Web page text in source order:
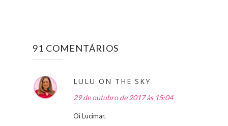
91 COMENTÁRIOS
LULU ON THE SKY
29 de outubro de 2017 às 15:04
Oi Lucimar,